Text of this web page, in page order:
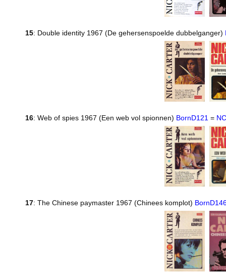
15: Double identity 1967 (De gehersenspoelde dubbelganger)
16: Web of spies 1967 (Een web vol spionnen) BornD121 =
17: The Chinese paymaster 1967 (Chinees komplot)